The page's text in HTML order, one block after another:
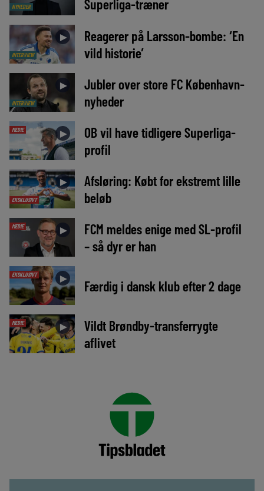
NYHEDER
Superliga-træner
INTERVIEW
►
Reagerer på Larsson-bombe: ‘En
vild historie’
INTERVIEW
►
Jubler over store FC København-
nyheder
MEDIE ►
OB vil have tidligere Superliga-
profil
EKSKLUSIVT
►
Afsløring: Købt for ekstremt lille
beløb
MEDIE ►
FCM meldes enige med SL-profil
– så dyr er han
EKSKLUSIVT ► Færdig i dansk klub efter 2 dage
MEDIE ►
Vildt Brøndby-transferrygte
aflivet